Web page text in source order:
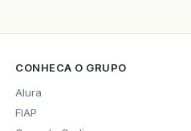
CONHECA O GRUPO
Alura
FIAP